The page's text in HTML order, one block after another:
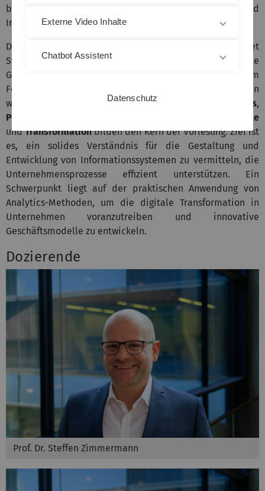
bleiben.
aus Wirtschaft und
Informatik sind dabei entscheidend.
Die
bietet
Studierenden einen umfassenden Überblick über die
Grundlagen der Wirtschaftsinformatik, mit besonderem
Fokus auf praxisnahe Methoden und Werkzeuge. Themen
wie
Technologie- und Datenmanagement Data Analytics,
Prozessmanagement
digitale Geschäftsmodelle
undTransformationbilden den Kern der Vorlesung. Ziel ist
es, ein solides Verständnis für die Gestaltung und
Entwicklung von Informationssystemen zu vermitteln, die
Unternehmensprozesse effizient unterstützen. Ein
Schwerpunkt liegt auf der praktischen Anwendung von
Analytics-Methoden, um die digitale Transformation in
Unternehmen voranzutreiben und innovative
Geschäftsmodelle zu entwickeln.
Dozierende
Prof. Dr. Steffen Zimmermann
Externe Video Inhalte
Chatbot Assistent
Datenschutz